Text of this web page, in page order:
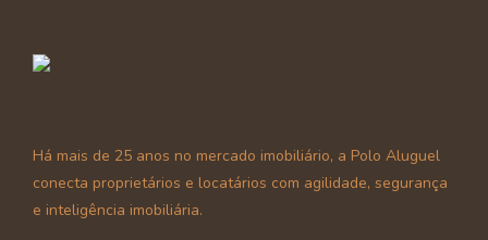
Há mais de 25 anos no mercado imobiliário, a Polo Aluguel
conecta proprietários e locatários com agilidade, segurança
e inteligência imobiliária.